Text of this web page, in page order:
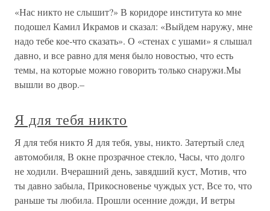
«Нас никто не слышит?» В коридоре института ко мне
подошел Камил Икрамов и сказал: «Выйдем наружу, мне
надо тебе кое-что сказать». О «стенах с ушами» я слышал
давно, и все равно для меня было новостью, что есть
темы, на которые можно говорить только снаружи.Мы
вышли во двор.–
Я для тебя никто
Я для тебя никто Я для тебя, увы, никто. Затертый след
автомобиля, В окне прозрачное стекло, Часы, что долго
не ходили. Вчерашний день, завядший куст, Мотив, что
ты давно забыла, Прикосновенье чуждых уст, Все то, что
раньше ты любила. Прошли осенние дожди, И ветры